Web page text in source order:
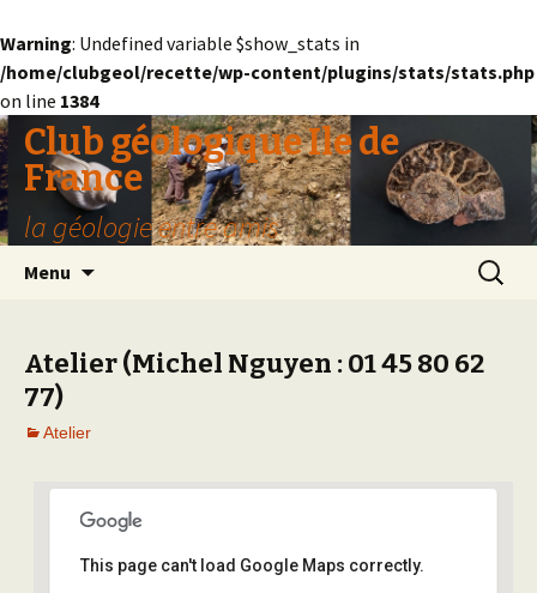
Warning: Undefined variable $show_stats in
/home/clubgeol/recette/wp-content/plugins/stats/stats.php
on line 1384
Club géologique Ile de
France
la géologie entre amis
Menu
Atelier (Michel Nguyen : 01 45 80 62
77)
Atelier
This page can't load Google Maps correctly.